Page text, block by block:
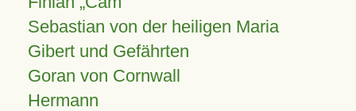
Sebastian von der heiligen Maria
Gibert und Gefährten
Goran von Cornwall
Hermann